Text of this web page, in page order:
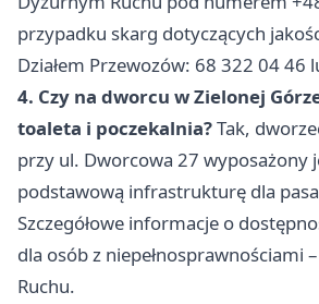
przypadku skarg dotyczących
Działem Przewozów: 68 322 04 46
4. Czy na dworcu w Zielonej
toaleta i poczekalnia?Tak,
przy ul. Dworcowa 27 wyposażony
podstawową infrastrukturę dla
Szczegółowe informacje o
dla osób z niepełnosprawnościami
Ruchu.